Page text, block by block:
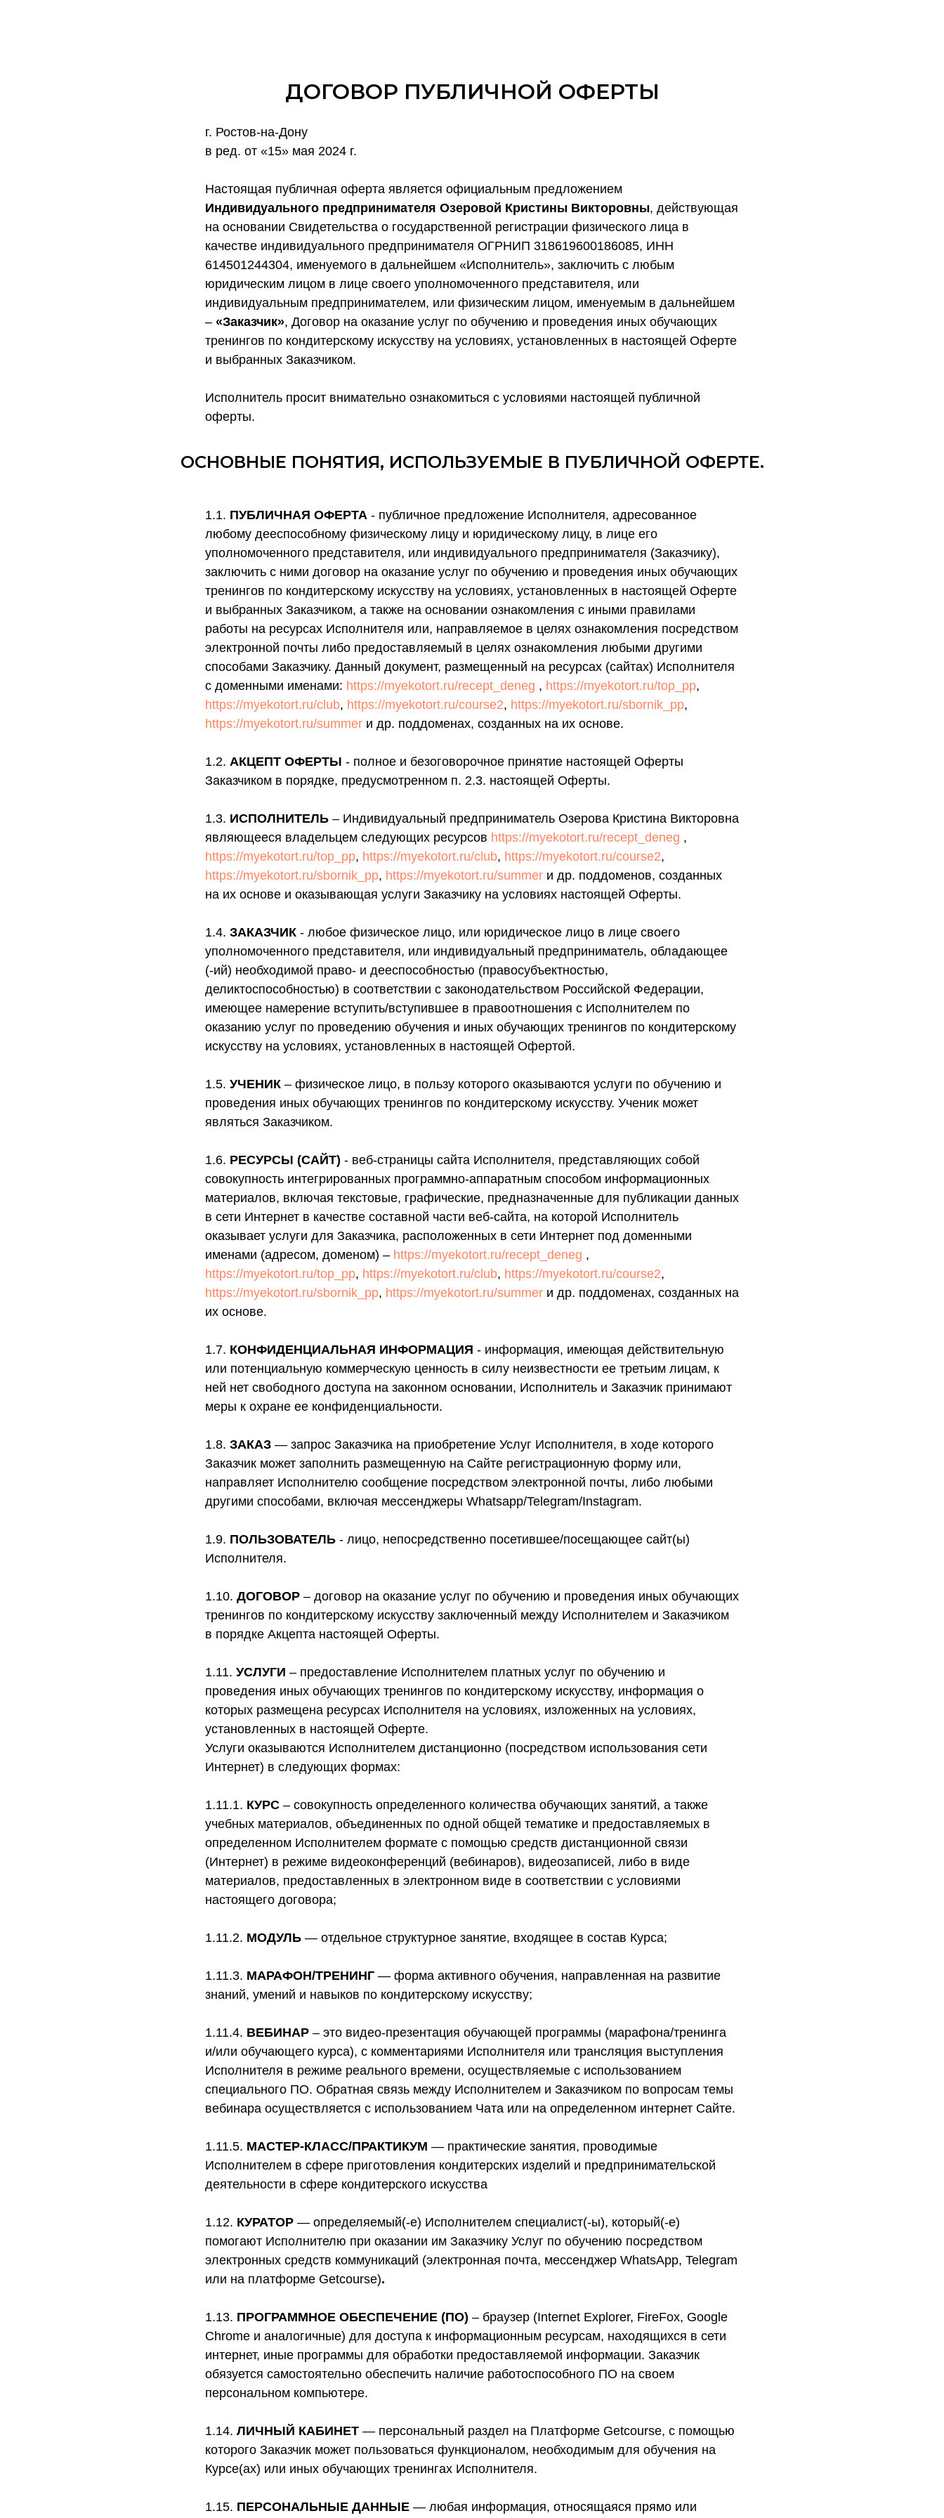
ДОГОВОР ПУБЛИЧНОЙ ОФЕРТЫ
г. Ростов-на-Дону
в ред. от «15» мая 2024 г.
Настоящая публичная оферта является официальным предложением
Индивидуального предпринимателя Озеровой Кристины Викторовны, действующая
на основании Свидетельства о государственной регистрации физического лица в
качестве индивидуального предпринимателя ОГРНИП 318619600186085, ИНН
614501244304, именуемого в дальнейшем «Исполнитель», заключить с любым
юридическим лицом в лице своего уполномоченного представителя, или
индивидуальным предпринимателем, или физическим лицом, именуемым в дальнейшем
– «Заказчик», Договор на оказание услуг по обучению и проведения иных обучающих
тренингов по кондитерскому искусству на условиях, установленных в настоящей Оферте
и выбранных Заказчиком.
Исполнитель просит внимательно ознакомиться с условиями настоящей публичной
оферты.
ОСНОВНЫЕ ПОНЯТИЯ, ИСПОЛЬЗУЕМЫЕ В ПУБЛИЧНОЙ ОФЕРТЕ.
1.1. ПУБЛИЧНАЯ ОФЕРТА - публичное предложение Исполнителя, адресованное
любому дееспособному физическому лицу и юридическому лицу, в лице его
уполномоченного представителя, или индивидуального предпринимателя (Заказчику),
заключить с ними договор на оказание услуг по обучению и проведения иных обучающих
тренингов по кондитерскому искусству на условиях, установленных в настоящей Оферте
и выбранных Заказчиком, а также на основании ознакомления с иными правилами
работы на ресурсах Исполнителя или, направляемое в целях ознакомления посредством
электронной почты либо предоставляемый в целях ознакомления любыми другими
способами Заказчику. Данный документ, размещенный на ресурсах (сайтах) Исполнителя
с доменными именами: https://myekotort.ru/recept_deneg , https://myekotort.ru/top_pp,
https://myekotort.ru/club, https://myekotort.ru/course2, https://myekotort.ru/sbornik_pp,
https://myekotort.ru/summer и др. поддоменах, созданных на их основе.
1.2. АКЦЕПТ ОФЕРТЫ - полное и безоговорочное принятие настоящей Оферты
Заказчиком в порядке, предусмотренном п. 2.3. настоящей Оферты.
1.3. ИСПОЛНИТЕЛЬ – Индивидуальный предприниматель Озерова Кристина Викторовна
являющееся владельцем следующих ресурсов https://myekotort.ru/recept_deneg ,
https://myekotort.ru/top_pp, https://myekotort.ru/club, https://myekotort.ru/course2,
https://myekotort.ru/sbornik_pp, https://myekotort.ru/summer и др. поддоменов, созданных
на их основе и оказывающая услуги Заказчику на условиях настоящей Оферты.
1.4. ЗАКАЗЧИК - любое физическое лицо, или юридическое лицо в лице своего
уполномоченного представителя, или индивидуальный предприниматель, обладающее
(-ий) необходимой право- и дееспособностью (правосубъектностью,
деликтоспособностью) в соответствии с законодательством Российской Федерации,
имеющее намерение вступить/вступившее в правоотношения с Исполнителем по
оказанию услуг по проведению обучения и иных обучающих тренингов по кондитерскому
искусству на условиях, установленных в настоящей Офертой.
1.5. УЧЕНИК – физическое лицо, в пользу которого оказываются услуги по обучению и
проведения иных обучающих тренингов по кондитерскому искусству. Ученик может
являться Заказчиком.
1.6. РЕСУРСЫ (САЙТ) - веб-страницы сайта Исполнителя, представляющих собой
совокупность интегрированных программно-аппаратным способом информационных
материалов, включая текстовые, графические, предназначенные для публикации данных
в сети Интернет в качестве составной части веб-сайта, на которой Исполнитель
оказывает услуги для Заказчика, расположенных в сети Интернет под доменными
именами (адресом, доменом) – https://myekotort.ru/recept_deneg ,
https://myekotort.ru/top_pp, https://myekotort.ru/club, https://myekotort.ru/course2,
https://myekotort.ru/sbornik_pp, https://myekotort.ru/summer и др. поддоменах, созданных на
их основе.
1.7. КОНФИДЕНЦИАЛЬНАЯ ИНФОРМАЦИЯ - информация, имеющая действительную
или потенциальную коммерческую ценность в силу неизвестности ее третьим лицам, к
ней нет свободного доступа на законном основании, Исполнитель и Заказчик принимают
меры к охране ее конфиденциальности.
1.8. ЗАКАЗ — запрос Заказчика на приобретение Услуг Исполнителя, в ходе которого
Заказчик может заполнить размещенную на Сайте регистрационную форму или,
направляет Исполнителю сообщение посредством электронной почты, либо любыми
другими способами, включая мессенджеры Whatsapp/Telegram/Instagram.
1.9. ПОЛЬЗОВАТЕЛЬ - лицо, непосредственно посетившее/посещающее сайт(ы)
Исполнителя.
1.10. ДОГОВОР – договор на оказание услуг по обучению и проведения иных обучающих
тренингов по кондитерскому искусству заключенный между Исполнителем и Заказчиком
в порядке Акцепта настоящей Оферты.
1.11. УСЛУГИ – предоставление Исполнителем платных услуг по обучению и
проведения иных обучающих тренингов по кондитерскому искусству, информация о
которых размещена ресурсах Исполнителя на условиях, изложенных на условиях,
установленных в настоящей Оферте.
Услуги оказываются Исполнителем дистанционно (посредством использования сети
Интернет) в следующих формах:
1.11.1. КУРС – совокупность определенного количества обучающих занятий, а также
учебных материалов, объединенных по одной общей тематике и предоставляемых в
определенном Исполнителем формате с помощью средств дистанционной связи
(Интернет) в режиме видеоконференций (вебинаров), видеозаписей, либо в виде
материалов, предоставленных в электронном виде в соответствии с условиями
настоящего договора;
1.11.2. МОДУЛЬ — отдельное структурное занятие, входящее в состав Курса;
1.11.3. МАРАФОН/ТРЕНИНГ — форма активного обучения, направленная на развитие
знаний, умений и навыков по кондитерскому искусству;
1.11.4. ВЕБИНАР – это видео-презентация обучающей программы (марафона/тренинга
и/или обучающего курса), с комментариями Исполнителя или трансляция выступления
Исполнителя в режиме реального времени, осуществляемые с использованием
специального ПО. Обратная связь между Исполнителем и Заказчиком по вопросам темы
вебинара осуществляется с использованием Чата или на определенном интернет Сайте.
1.11.5. МАСТЕР-КЛАСС/ПРАКТИКУМ — практические занятия, проводимые
Исполнителем в сфере приготовления кондитерских изделий и предпринимательской
деятельности в сфере кондитерского искусства
1.12. КУРАТОР — определяемый(-е) Исполнителем специалист(-ы), который(-е)
помогают Исполнителю при оказании им Заказчику Услуг по обучению посредством
электронных средств коммуникаций (электронная почта, мессенджер WhatsApp, Telegram
или на платформе Getcourse).
1.13. ПРОГРАММНОЕ ОБЕСПЕЧЕНИЕ (ПО) – браузер (Internet Explorer, FireFox, Google
Chrome и аналогичные) для доступа к информационным ресурсам, находящихся в сети
интернет, иные программы для обработки предоставляемой информации. Заказчик
обязуется самостоятельно обеспечить наличие работоспособного ПО на своем
персональном компьютере.
1.14. ЛИЧНЫЙ КАБИНЕТ — персональный раздел на Платформе Getcourse, с помощью
которого Заказчик может пользоваться функционалом, необходимым для обучения на
Курсе(ах) или иных обучающих тренингах Исполнителя.
1.15. ПЕРСОНАЛЬНЫЕ ДАННЫЕ — любая информация, относящаяся прямо или